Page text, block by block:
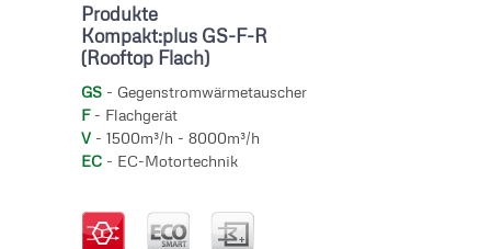
Produkte
Kompakt:plus GS-F-R
(Rooftop Flach)
GS - Gegenstromwärmetauscher
F- Flachgerät
V - 1500m³/h - 8000m³/h
EC - EC-Motortechnik